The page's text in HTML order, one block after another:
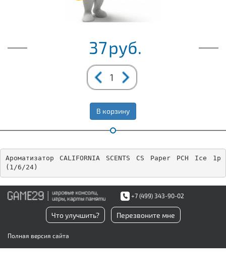
37руб.
В корзину
Ароматизатор CALIFORNIA SCENTS CS Paper PCH Ice 1p
(1/6/24)
+7 (499) 343-90-02
Что улучшить? Перезвоните мне
Полная версия сайта